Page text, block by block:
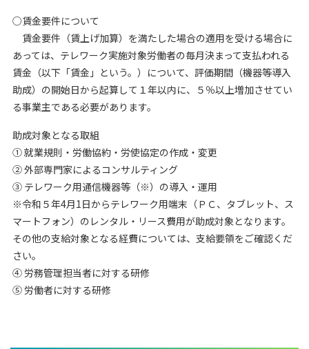
○賃金要件について
賃金要件（賃上げ加算）を満たした場合の適用を受ける場合に
あっては、テレワーク実施対象労働者の毎月決まって支払われる
賃金（以下「賃金」という。）について、評価期間（機器等導入
助成）の開始日から起算して１年以内に、５％以上増加させてい
る事業主である必要があります。
助成対象となる取組
① 就業規則・労働協約・労使協定の作成・変更
② 外部専門家によるコンサルティング
③ テレワーク用通信機器等（※）の導入・運用
※令和５年4月1日からテレワーク用端末（ＰＣ、タブレット、ス
マートフォン）のレンタル・リース費用が助成対象となります。
その他の支給対象となる経費については、支給要領をご確認くだ
さい。
④ 労務管理担当者に対する研修
⑤ 労働者に対する研修